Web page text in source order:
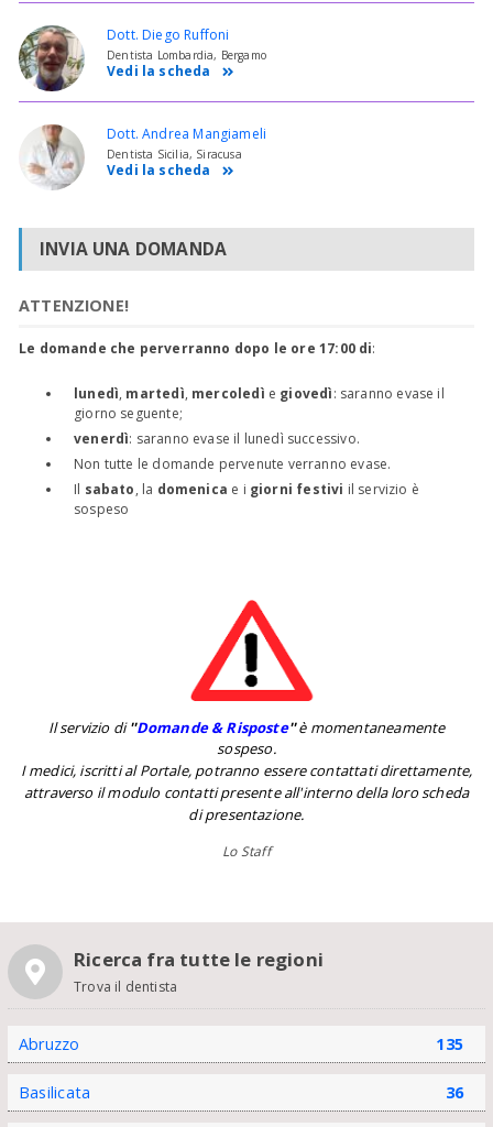
Dott. Diego Ruffoni
Dentista Lombardia, Bergamo
Vedi la scheda
Dott. Andrea Mangiameli
Dentista Sicilia, Siracusa
Vedi la scheda
INVIA UNA DOMANDA
ATTENZIONE!
Le domande che perverranno dopo le ore 17:00 di:
lunedì, martedì, mercoledì e giovedì: saranno evase il
giorno seguente;
venerdì: saranno evase il lunedì successivo.
Non tutte le domande pervenute verranno evase.
Il sabato, la domenica e i giorni festivi il servizio è
sospeso
Il servizio di''Domande & Risposte''è momentaneamente
sospeso.
I medici, iscritti al Portale, potranno essere contattati direttamente,
attraverso il modulo contatti presente all'interno della loro scheda
di presentazione.
Lo Staff
Ricerca fra tutte le regioni
Trova il dentista
Abruzzo 135
Basilicata 36